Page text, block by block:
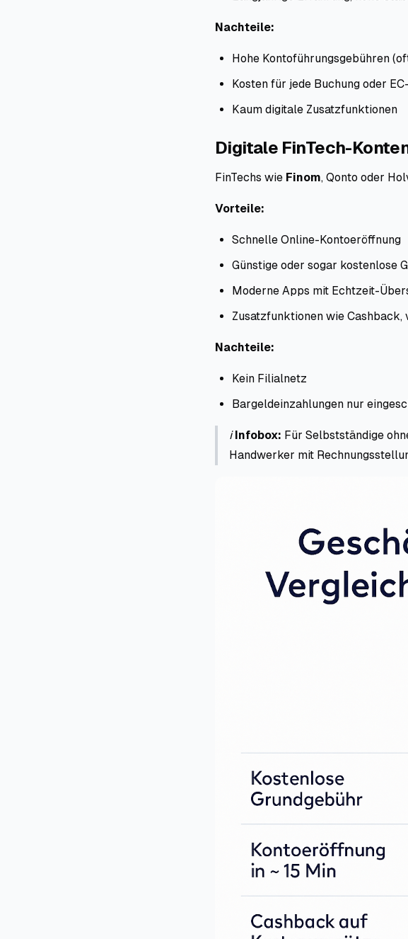
Nachteile:
Hohe Kontoführungsgebühren
Kosten für jede Buchung oder
Kaum digitale Zusatzfunktionen
Digitale FinTech-
FinTechs wie Finom, Qonto oder
Vorteile:
Schnelle Online-Kontoeröffnung
Günstige oder sogar kostenlose
Moderne Apps mit Echtzeit-
Zusatzfunktionen wie
Nachteile:
Kein Filialnetz
Bargeldeinzahlungen nur
ℹ️Infobox: Für Selbstständige
Handwerker mit